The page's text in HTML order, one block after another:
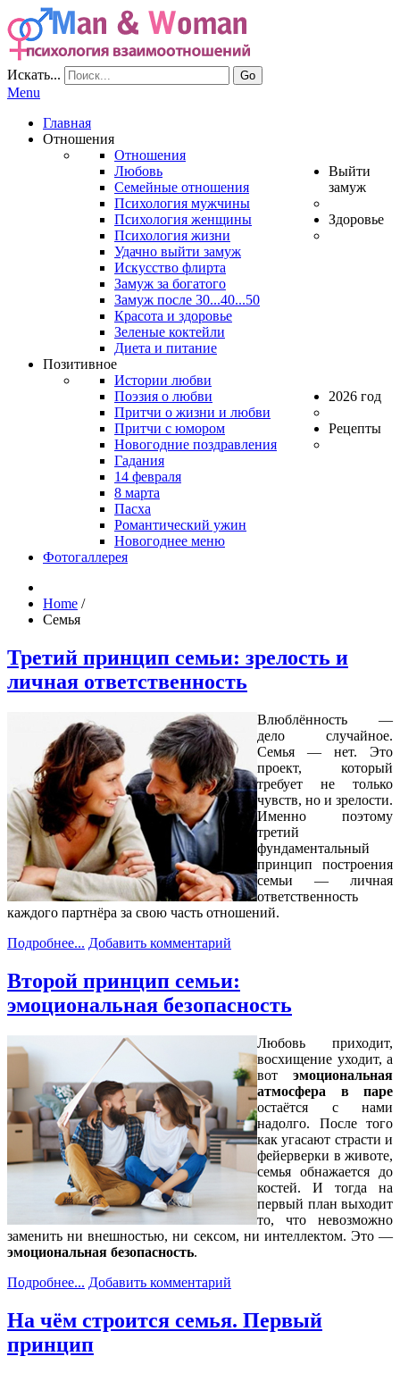
Искать... Go
Menu
Главная
Отношения
Отношения
Любовь
Семейные отношения
Психология мужчины
Психология женщины
Психология жизни
Выйти
замуж
Удачно выйти замуж
Искусство флирта
Замуж за богатого
Замуж после 30...40...50
Здоровье
Красота и здоровье
Зеленые коктейли
Диета и питание
Позитивное
Истории любви
Поэзия о любви
Притчи о жизни и любви
Притчи с юмором
2026 год
Новогодние поздравления
Гадания
14 февраля
8 марта
Рецепты
Пасха
Романтический ужин
Новогоднее меню
Фотогаллерея
Home /
Семья
Третий принцип семьи: зрелость и
личная ответственность
Влюблённость —
дело случайное.
Семья — нет. Это
проект, который
требует не только
чувств, но и зрелости.
Именно поэтому
третий
фундаментальный
принцип построения
семьи — личная
ответственность
каждого партнёра за свою часть отношений.
Подробнее... Добавить комментарий
Второй принцип семьи:
эмоциональная безопасность
Любовь приходит,
восхищение уходит, а
вот эмоциональная
атмосфера в паре
остаётся с нами
надолго. После того
как угасают страсти и
фейерверки в животе,
семья обнажается до
костей. И тогда на
первый план выходит
то, что невозможно
заменить ни внешностью, ни сексом, ни интеллектом. Это —
эмоциональная безопасность.
Подробнее... Добавить комментарий
На чём строится семья. Первый
принцип